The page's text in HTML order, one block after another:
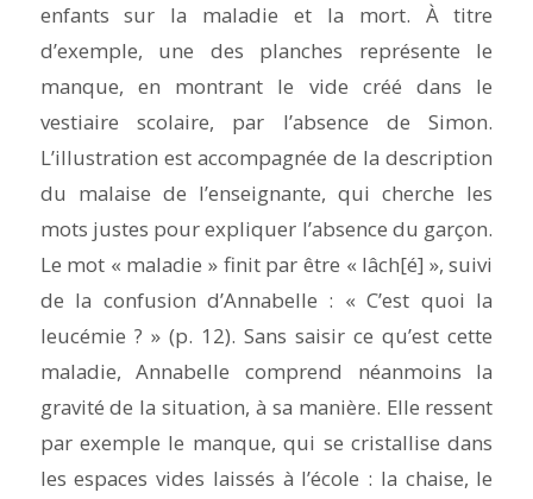
enfants sur la maladie et la mort. À titre
d’exemple, une des planches représente le
manque, en montrant le vide créé dans le
vestiaire scolaire, par l’absence de Simon.
L’illustration est accompagnée de la description
du malaise de l’enseignante, qui cherche les
mots justes pour expliquer l’absence du garçon.
Le mot « maladie » finit par être « lâch[é] », suivi
de la confusion d’Annabelle : « C’est quoi la
leucémie ? » (p. 12). Sans saisir ce qu’est cette
maladie, Annabelle comprend néanmoins la
gravité de la situation, à sa manière. Elle ressent
par exemple le manque, qui se cristallise dans
les espaces vides laissés à l’école : la chaise, le